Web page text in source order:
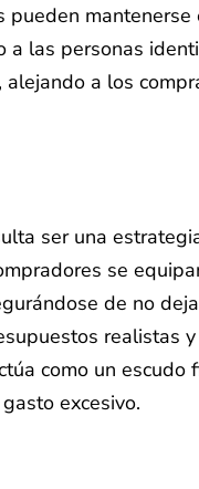
las personas
a los
ser una
se
de no
realistas
como un
excesivo.